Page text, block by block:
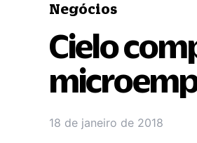
Negócios
Cielo
18 de janeiro de 2018